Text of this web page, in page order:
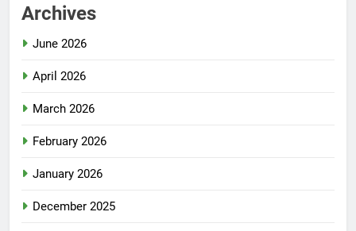
Archives
June 2026
April 2026
March 2026
February 2026
January 2026
December 2025